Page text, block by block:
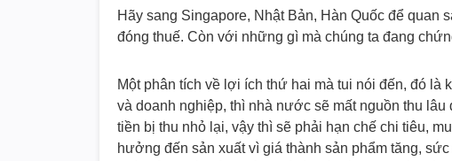
Hãy sang Singapore, Nhật Bản, Hàn Quốc để
đóng thuế. Còn với những gì mà chúng ta đang
Một phân tích về lợi ích thứ hai mà tui nói đến, đó
và doanh nghiệp, thì nhà nước sẽ mất nguồn thu
tiền bị thu nhỏ lại, vậy thì sẽ phải hạn chế chi tiêu,
hưởng đến sản xuất vì giá thành sản phẩm tăng,